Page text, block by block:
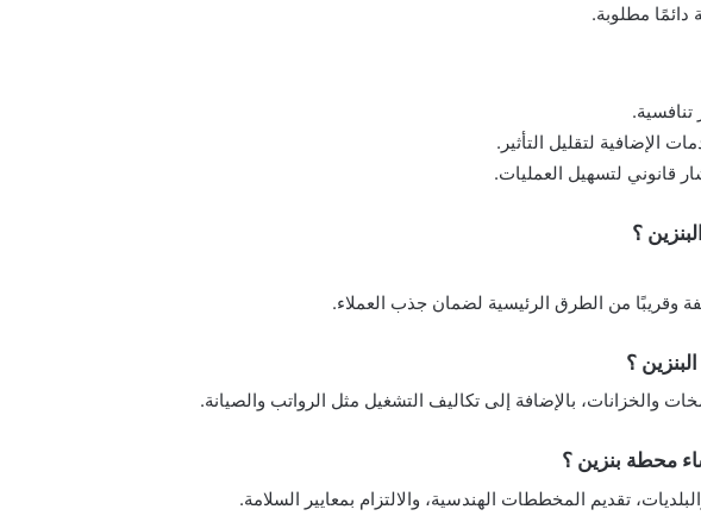
دائمًا مطلوبة.
الإضافية لتقليل التأثير.
قانوني لتسهيل العمليات.
؟
من الطرق الرئيسية لضمان جذب العملاء.
؟
والخزانات، بالإضافة إلى تكاليف التشغيل مثل الرواتب والصيانة.
محطة بنزين ؟
تقديم المخططات الهندسية، والالتزام بمعايير السلامة.